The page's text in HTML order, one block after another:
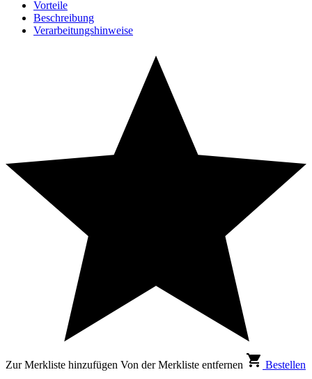
Vorteile
Beschreibung
Verarbeitungshinweise
Zur Merkliste hinzufügen Von der Merkliste entfernen Bestellen